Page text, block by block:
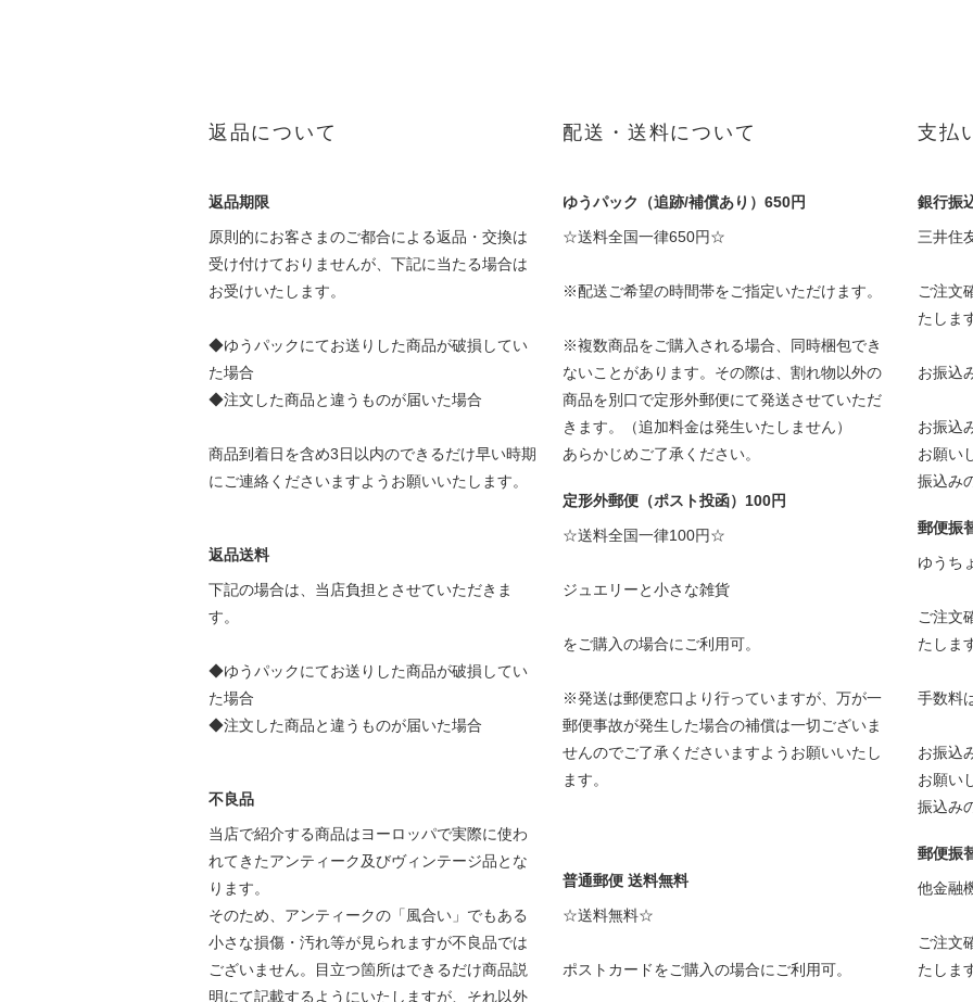
返品について
返品期限
原則的にお客さまのご都合による返品・交換は
受け付けておりませんが、下記に当たる場合は
お受けいたします。
◆ゆうパックにてお送りした商品が破損してい
た場合
◆注文した商品と違うものが届いた場合
商品到着日を含め3日以内のできるだけ早い時期
にご連絡くださいますようお願いいたします。
返品送料
下記の場合は、当店負担とさせていただきま
す。
◆ゆうパックにてお送りした商品が破損してい
た場合
◆注文した商品と違うものが届いた場合
不良品
当店で紹介する商品はヨーロッパで実際に使わ
れてきたアンティーク及びヴィンテージ品とな
ります。
そのため、アンティークの「風合い」でもある
小さな損傷・汚れ等が見られますが不良品では
ございません。目立つ箇所はできるだけ商品説
明にて記載するようにいたしますが、それ以外
配送・送料について
ゆうパック（追跡/補償あり）650円
☆送料全国一律650円☆
※配送ご希望の時間帯をご指定いただけます。
※複数商品をご購入される場合、同時梱包でき
ないことがあります。その際は、割れ物以外の
商品を別口で定形外郵便にて発送させていただ
きます。（追加料金は発生いたしません）
あらかじめご了承ください。
定形外郵便（ポスト投函）100円
☆送料全国一律100円☆
ジュエリーと小さな雑貨
をご購入の場合にご利用可。
※発送は郵便窓口より行っていますが、万が一
郵便事故が発生した場合の補償は一切ございま
せんのでご了承くださいますようお願いいたし
ます。
普通郵便 送料無料
☆送料無料☆
ポストカードをご購入の場合にご利用可。
支払
銀行振
三井住
ご注文
たしま
お振込
お振込
お願い
振込み
郵便振
ゆうち
ご注文
たしま
手数料
お振込
お願い
振込み
郵便振
他金融
ご注文
たしま